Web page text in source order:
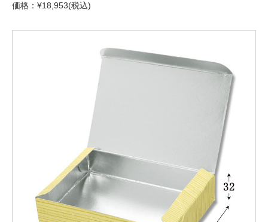
価格：¥18,953(税込)